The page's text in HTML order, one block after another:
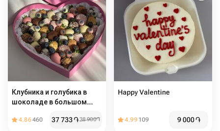
Клубника и голубика в
шоколаде в большом
4.86460 37 733֏38 900֏
Happy Valentine
4.99 109 9 000֏